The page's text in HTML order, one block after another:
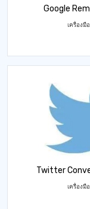
Google
เครื่องมื
Twitter
เครื่องมื